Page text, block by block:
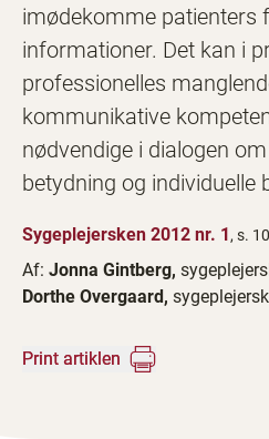
imødekomme patienters
informationer. Det kan i
professionelles
kommunikative
nødvendige i dialogen
betydning og individuelle
Sygeplejersken 2012 nr. 1, s.
Af: Jonna Gintberg,
Dorthe Overgaard,
Print artiklen